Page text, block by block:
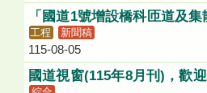
「國道1號增設橋科匝道及
土，打造「大南方新矽谷」
工程 新聞稿
115-08-05
國道視窗(115年8月刊)，歡